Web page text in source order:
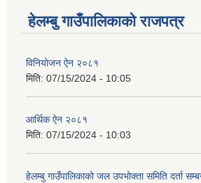
हेलम्बु गाउँपालिकाको राजपत्र
विनियोजन ऐन २०८१
मिति: 07/15/2024 - 10:05
आर्थिक ऐन २०८१
मिति: 07/15/2024 - 10:03
हेलम्बु गाउँपालिकाको जल उपभोक्ता समिति दर्ता